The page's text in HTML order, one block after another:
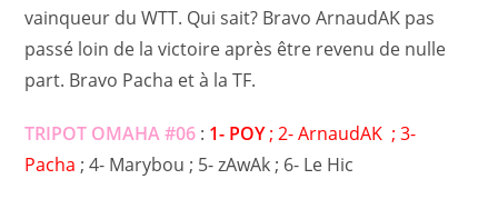
vainqueur du WTT. Qui sait? Bravo ArnaudAK pas
passé loin de la victoire après être revenu de nulle
part. Bravo Pacha et à la TF.
TRIPOT OMAHA #06 : 1- POY; 2- ArnaudAK ; 3-
Pacha ; 4- Marybou ; 5- zAwAk ; 6- Le Hic